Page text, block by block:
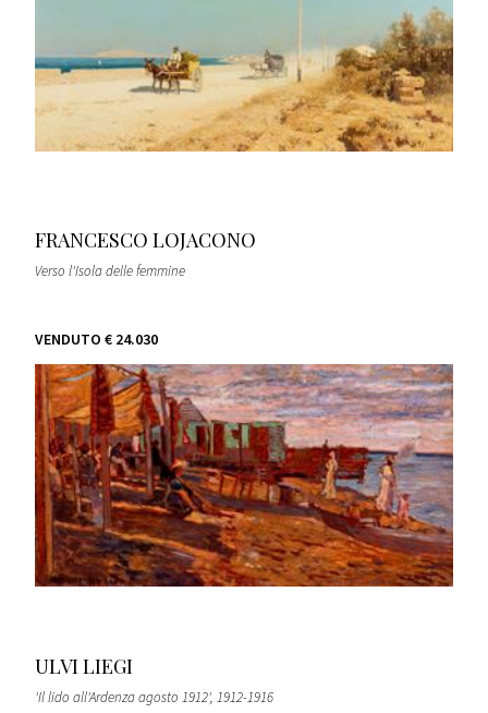
FRANCESCO LOJACONO
Verso l'Isola delle femmine
VENDUTO € 24.030
ULVI LIEGI
'Il lido all'Ardenza agosto 1912', 1912-1916